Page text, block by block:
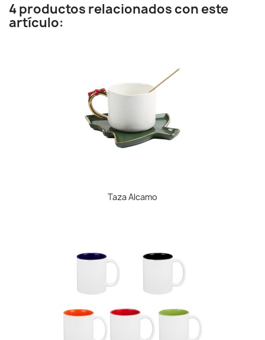
4 productos relacionados con este
artículo:
Taza Alcamo